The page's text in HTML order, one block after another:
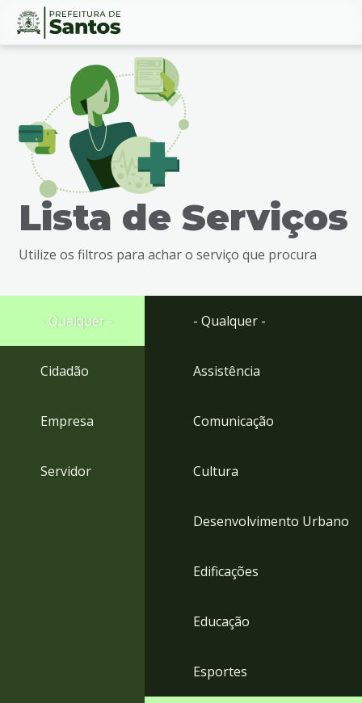
Ir
busca
Ir
rodapé
Conteúdo
Lista de Serviços
Utilize os filtros para achar o serviço que procura
- Qualquer -
Cidadão
Empresa
Servidor
- Qualquer -
Assistência
Comunicação
Cultura
Desenvolvimento Urbano
Edificações
Educação
Esportes